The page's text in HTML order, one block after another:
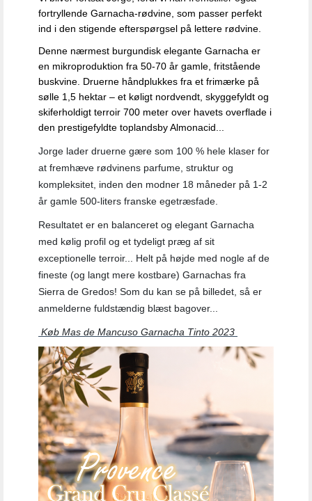
fortryllende Garnacha-rødvine, som passer perfekt
ind i den stigende efterspørgsel på lettere rødvine.
Denne nærmest burgundisk elegante Garnacha er
en mikroproduktion fra 50-70 år gamle, fritstående
buskvine. Druerne håndplukkes fra et frimærke på
sølle 1,5 hektar – et køligt nordvendt, skyggefyldt og
skiferholdigt terroir 700 meter over havets overflade i
den prestigefyldte toplandsby Almonacid...
Jorge lader druerne gære som 100 % hele klaser for
at fremhæve rødvinens parfume, struktur og
kompleksitet, inden den modner 18 måneder på 1-2
år gamle 500-liters franske egetræsfade.
Resultatet er en balanceret og elegant Garnacha
med kølig profil og et tydeligt præg af sit
exceptionelle terroir... Helt på højde med nogle af de
fineste (og langt mere kostbare) Garnachas fra
Sierra de Gredos! Som du kan se på billedet, så er
anmelderne fuldstændig blæst bagover...
Køb Mas de Mancuso Garnacha Tinto 2023